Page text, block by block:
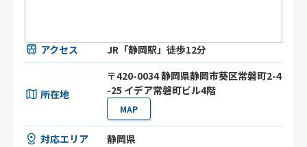
アクセス JR「静岡駅」徒歩12分
所在地
〒420-0034 静岡県静岡市葵区常磐町2-4
-25 イデア常磐町ビル4階
MAP
対応エリア 静岡県